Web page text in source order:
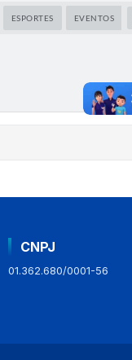
ESPORTES EVENTOS
CNPJ
01.362.680/0001-56